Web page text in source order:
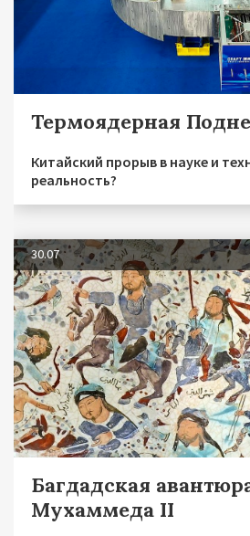
Термоядерная
Китайский прорыв в науке и
реальность?
30.07
Багдадская
Мухаммеда II